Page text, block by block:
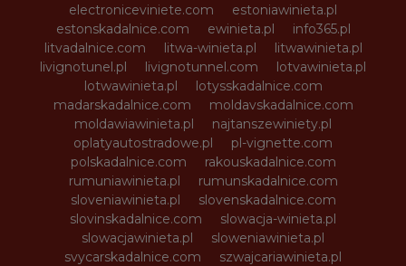
electroniceviniete.com
estoniawinieta.pl
estonskadalnice.com
ewinieta.pl
info365.pl
litvadalnice.com
litwa-winieta.pl
litwawinieta.pl
livignotunel.pl
livignotunnel.com
lotvawinieta.pl
lotwawinieta.pl
lotysskadalnice.com
madarskadalnice.com
moldavskadalnice.com
moldawiawinieta.pl
najtanszewiniety.pl
oplatyautostradowe.pl
pl-vignette.com
polskadalnice.com
rakouskadalnice.com
rumuniawinieta.pl
rumunskadalnice.com
sloveniawinieta.pl
slovenskadalnice.com
slovinskadalnice.com
slowacja-winieta.pl
slowacjawinieta.pl
sloweniawinieta.pl
svycarskadalnice.com
szwajcariawinieta.pl